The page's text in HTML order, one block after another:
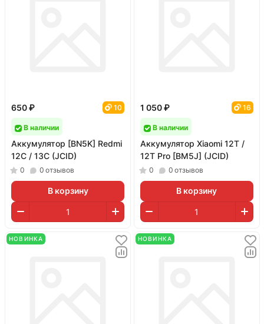
650 ₽ 10
В наличии
Аккумулятор [BN5K] Redmi
12C / 13C (JCID)
0 0 отзывов
В корзину
1 050 ₽ 16
В наличии
Аккумулятор Xiaomi 12T /
12T Pro [BM5J] (JCID)
0 0 отзывов
В корзину
НОВИНКА НОВИНКА